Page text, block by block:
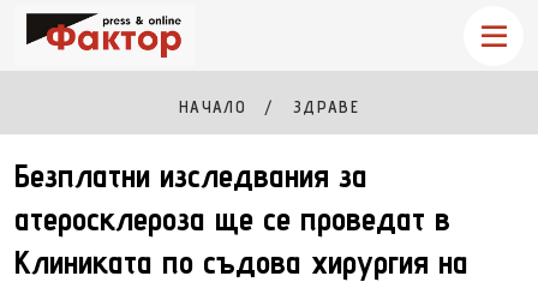
НАЧАЛО ЗДРАВЕ
Безплатни изследвания за
атеросклероза ще се проведат в
Клиниката по съдова хирургия на